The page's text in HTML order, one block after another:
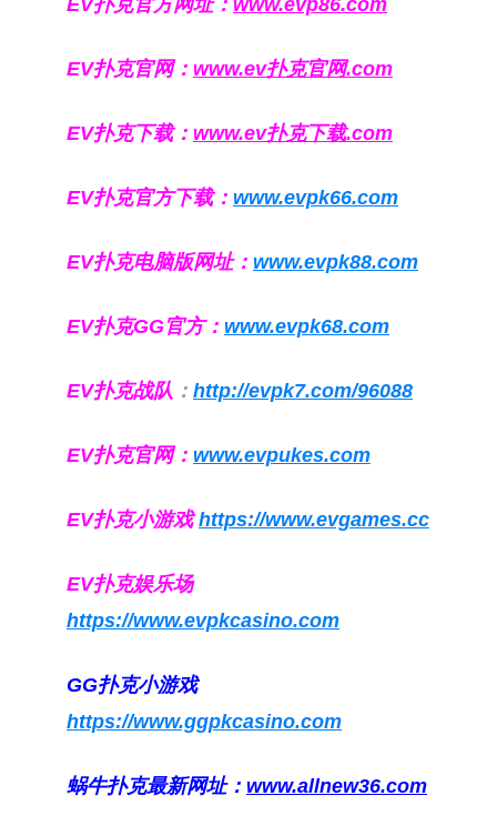
EV扑克官方网址： www.evp86.com
EV扑克官网： www.ev扑克官网.com
EV扑克下载： www.ev扑克下载.com
EV扑克官方下载： www.evpk66.com
EV扑克电脑版网址： www.evpk88.com
EV扑克GG官方： www.evpk68.com
EV扑克战队 ： http://evpk7.com/96088
EV扑克官网： www.evpukes.com
EV扑克小游戏https://www.evgames.cc
EV扑克娱乐场
https://www.evpkcasino.com
GG扑克小游戏
https://www.ggpkcasino.com
蜗牛扑克最新网址： www.allnew36.com